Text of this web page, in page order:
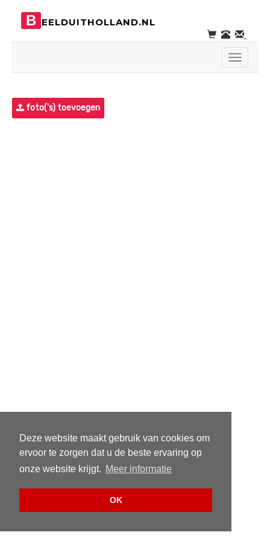
Deze website maakt gebruik van cookies om
ervoor te zorgen dat u de beste ervaring op
onze website krijgt. Meer informatie
OK
B EELDUITHOLLAND.NL
Toggle
foto('s) toevoegen